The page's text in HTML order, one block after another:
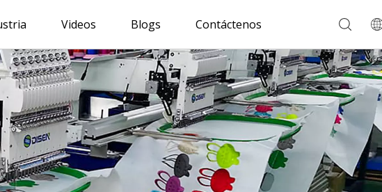
Videos Blogs Contáctenos